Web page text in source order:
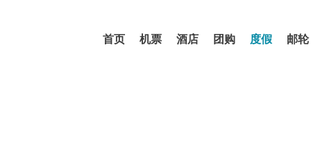
首页 机票 酒店 团购 度假 邮轮